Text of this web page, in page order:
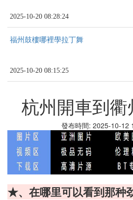
2025-10-20 08:28:24
福州鼓樓哪裡學拉丁舞
2025-10-20 08:15:25
杭州開車到衢
發布時間: 2025-10-12
★、在哪里可以看到那种